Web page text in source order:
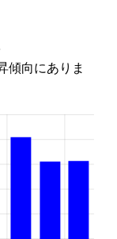
傾向にありま